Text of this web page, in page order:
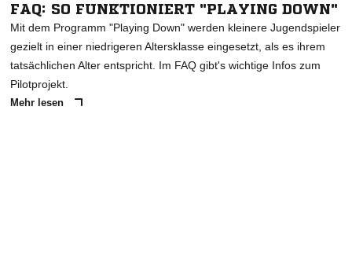
FAQ: SO FUNKTIONIERT "PLAYING DOWN"
Mit dem Programm "Playing Down" werden kleinere Jugendspieler
gezielt in einer niedrigeren Altersklasse eingesetzt, als es ihrem
tatsächlichen Alter entspricht. Im FAQ gibt's wichtige Infos zum
Pilotprojekt.
Mehr lesen